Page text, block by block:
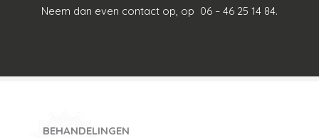
Neem dan even contact op, op 06 – 46 25 14 84.
BEHANDELINGEN